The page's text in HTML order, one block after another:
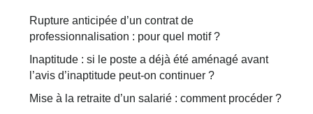
Rupture anticipée d’un contrat de
professionnalisation : pour quel motif ?
Inaptitude : si le poste a déjà été aménagé avant
l’avis d’inaptitude peut-on continuer ?
Mise à la retraite d’un salarié : comment procéder ?